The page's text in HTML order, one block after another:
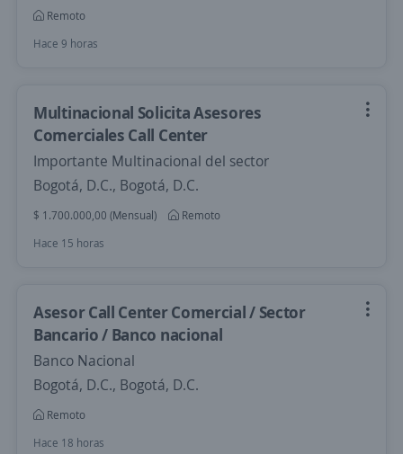
Remoto
Hace 9 horas
Multinacional Solicita Asesores
Comerciales Call Center
Importante Multinacional del sector
Bogotá, D.C., Bogotá, D.C.
$ 1.700.000,00 (Mensual)
Remoto
Hace 15 horas
Asesor Call Center Comercial / Sector
Bancario / Banco nacional
Banco Nacional
Bogotá, D.C., Bogotá, D.C.
Remoto
Hace 18 horas